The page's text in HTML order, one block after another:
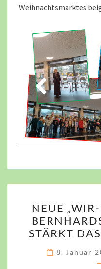
Weihnachtsmarktes
NEUE
STÄRKT
8. Januar